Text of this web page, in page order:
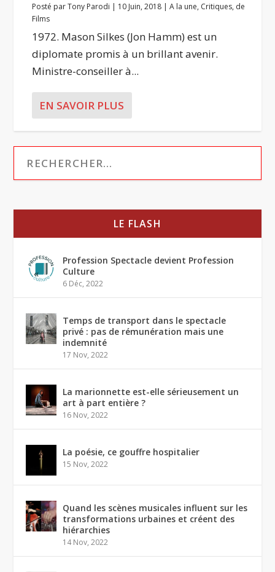
Posté parTony Parodi | 10 Juin, 2018 |A la une, Critiques, de
Films
1972. Mason Silkes (Jon Hamm) est un
diplomate promis à un brillant avenir.
Ministre-conseiller à...
EN SAVOIR PLUS
LE FLASH
Profession Spectacle devient Profession
Culture
6 Déc, 2022
Temps de transport dans le spectacle
privé : pas de rémunération mais une
indemnité
17 Nov, 2022
La marionnette est-elle sérieusement un
art à part entière ?
16 Nov, 2022
La poésie, ce gouffre hospitalier
15 Nov, 2022
Quand les scènes musicales influent sur les
transformations urbaines et créent des
hiérarchies
14 Nov, 2022